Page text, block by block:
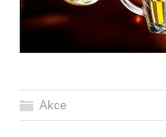
Akce